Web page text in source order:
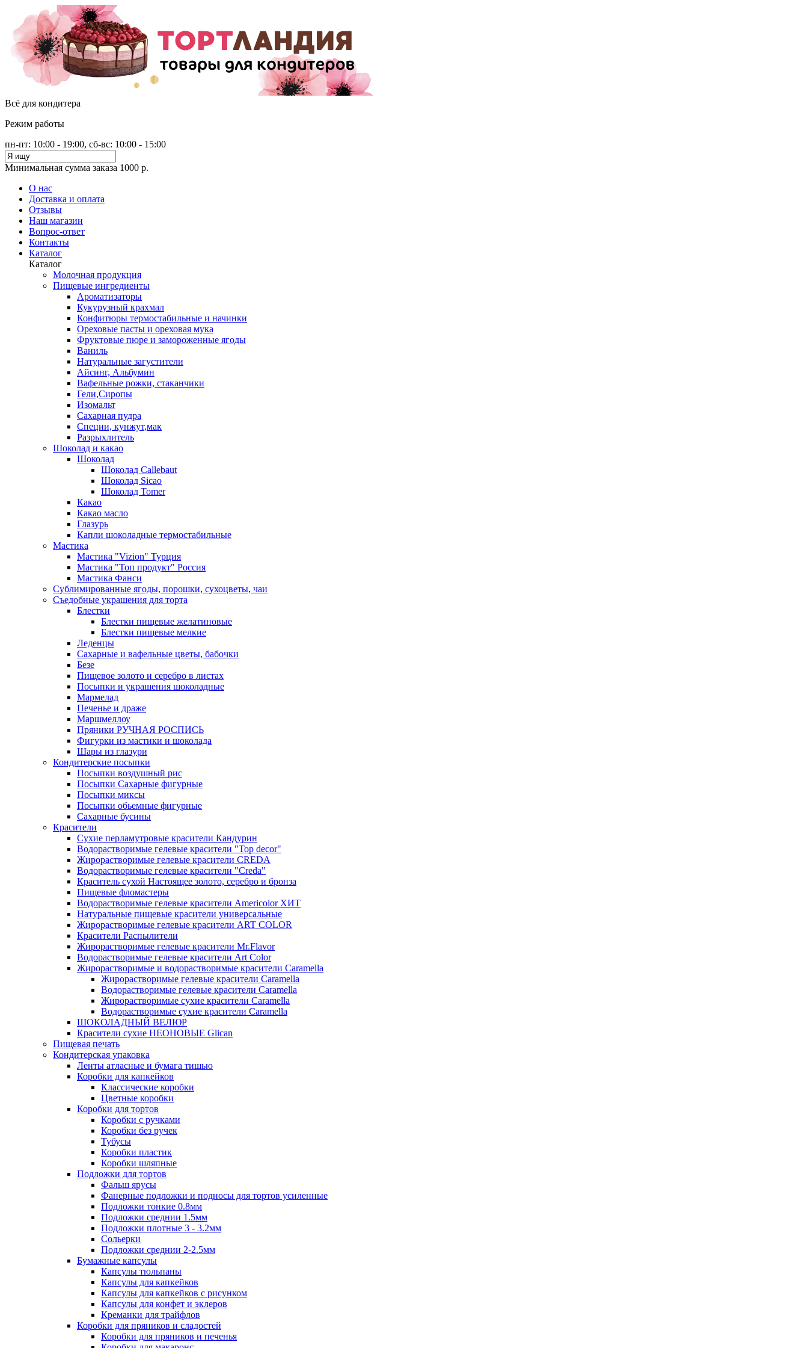
Всё для кондитера
Режим работы
пн-пт: 10:00 - 19:00, сб-вс: 10:00 - 15:00
Минимальная сумма заказа 1000 р.
О нас
Доставка и оплата
Отзывы
Наш магазин
Вопрос-ответ
Контакты
Каталог
Каталог
Молочная продукция
Пищевые ингредиенты
Ароматизаторы
Кукурузный крахмал
Конфитюры термостабильные и начинки
Ореховые пасты и ореховая мука
Фруктовые пюре и замороженные ягоды
Ваниль
Натуральные загустители
Айсинг, Альбумин
Вафельные рожки, стаканчики
Гели,Сиропы
Изомальт
Сахарная пудра
Специи, кунжут,мак
Разрыхлитель
Шоколад и какао
Шоколад
Шоколад Callebaut
Шоколад Sicao
Шоколад Tomer
Какао
Какао масло
Глазурь
Капли шоколадные термостабильные
Мастика
Мастика "Vizion" Турция
Мастика "Топ продукт" Россия
Мастика Фанси
Сублимированные ягоды, порошки, сухоцветы, чаи
Съедобные украшения для торта
Блестки
Блестки пищевые желатиновые
Блестки пищевые мелкие
Леденцы
Сахарные и вафельные цветы, бабочки
Безе
Пищевое золото и серебро в листах
Посыпки и украшения шоколадные
Мармелад
Печенье и драже
Маршмеллоу
Пряники РУЧНАЯ РОСПИСЬ
Фигурки из мастики и шоколада
Шары из глазури
Кондитерские посыпки
Посыпки воздушный рис
Посыпки Сахарные фигурные
Посыпки миксы
Посыпки обьемные фигурные
Сахарные бусины
Красители
Сухие перламутровые красители Кандурин
Водорастворимые гелевые красители "Top decor"
Жирорастворимые гелевые красители CREDA
Водорастворимые гелевые красители "Creda"
Краситель сухой Настоящее золото, серебро и бронза
Пищевые фломастеры
Водорастворимые гелевые красители Americolor ХИТ
Натуральные пищевые красители универсальные
Жирорастворимые гелевые красители ART COLOR
Красители Распылители
Жирорастворимые гелевые красители Mr.Flavor
Водорастворимые гелевые красители Art Color
Жирорастворимые и водорастворимые красители Caramella
Жирорастворимые гелевые красители Caramella
Водорастворимые гелевые красители Caramella
Жирорастворимые сухие красители Caramella
Водорастворимые сухие красители Caramella
ШОКОЛАДНЫЙ ВЕЛЮР
Красители сухие НЕОНОВЫЕ Glican
Пищевая печать
Кондитерская упаковка
Ленты атласные и бумага тишью
Коробки для капкейков
Классические коробки
Цветные коробки
Коробки для тортов
Коробки с ручками
Коробки без ручек
Тубусы
Коробки пластик
Коробки шляпные
Подложки для тортов
Фальш ярусы
Фанерные подложки и подносы для тортов усиленные
Подложки тонкие 0.8мм
Подложки среднии 1.5мм
Подложки плотные 3 - 3.2мм
Сольерки
Подложки среднии 2-2.5мм
Бумажные капсулы
Капсулы тюльпаны
Капсулы для капкейков
Капсулы для капкейков с рисунком
Капсулы для конфет и эклеров
Креманки для трайфлов
Коробки для пряников и сладостей
Коробки для пряников и печенья